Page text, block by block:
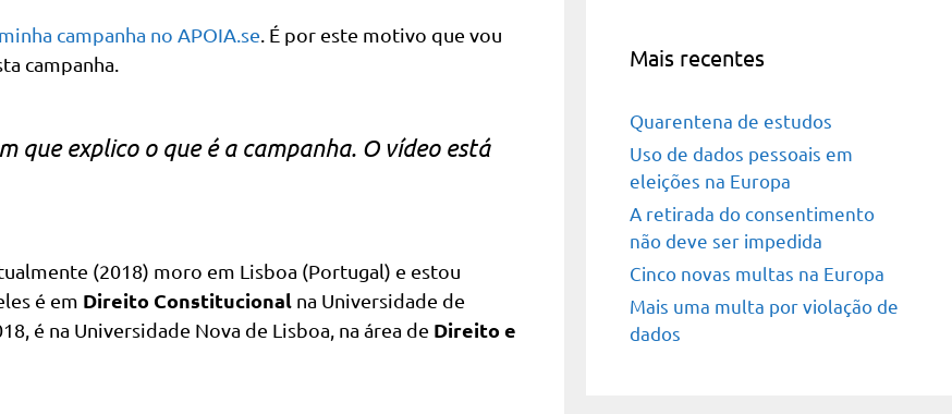
minha campanha no APOIA.se . É por este motivo que vou
campanha.
que explico o que é a campanha. O vídeo está
(2018) moro em Lisboa (Portugal) e estou
é em Direito Constitucional na Universidade de
é na Universidade Nova de Lisboa, na área de Direito e
Mais recentes
Quarentena de estudos
Uso de dados pessoais em
eleições na Europa
A retirada do consentimento
não deve ser impedida
Cinco novas multas na Europa
Mais uma multa por violação de
dados